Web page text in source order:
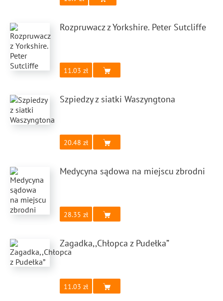
Rozpruwacz z Yorkshire. Peter Sutcliffe
11.03
Szpiedzy z siatki Waszyngtona
20.48
Medycyna sądowa na miejscu zbrodni
28.35
Zagadka,,Chłopca z Pudełka”
11.03